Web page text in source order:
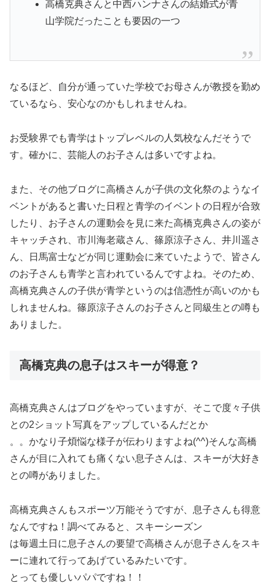
高橋克典さんと中西ハンナさんの結婚式が青
山学院だったことも要因の一つ
なるほど、自分が通っていた学校でお母さんが教授を勤め
ているなら、安心なのかもしれませんね。
お受験界でも青学はトップレベルの人気校なんだそうで
す。確かに、芸能人のお子さんは多いですよね。
また、その他ブログに高橋さんが子供の文化祭のようなイ
ベントがあると書いた日程と青学のイベントの日程が合致
したり、お子さんの運動会を見に来た高橋克典さんの姿が
キャッチされ、市川海老蔵さん、篠原涼子さん、井川遥さ
ん、日馬富士などが同じ運動会に来ていたようで、皆さん
のお子さんも青学と言われているんですよね。そのため、
高橋克典さんの子供が青学というのは信憑性が高いのかも
しれませんね。篠原涼子さんのお子さんと同級生との噂も
ありました。
高橋克典の息子はスキーが得意？
高橋克典さんはブログをやっていますが、そこで度々子供
との2ショット写真をアップしているんだとか
。。かなり子煩悩な様子が伝わりますよね(^^)そんな高橋
さんが目に入れても痛くない息子さんは、スキーが大好き
との噂がありました。
高橋克典さんもスポーツ万能そうですが、息子さんも得意
なんですね！調べてみると、スキーシーズン
は毎週土日に息子さんの要望で高橋さんが息子さんをスキ
ーに連れて行ってあげているみたいです。
とっても優しいパパですね！！